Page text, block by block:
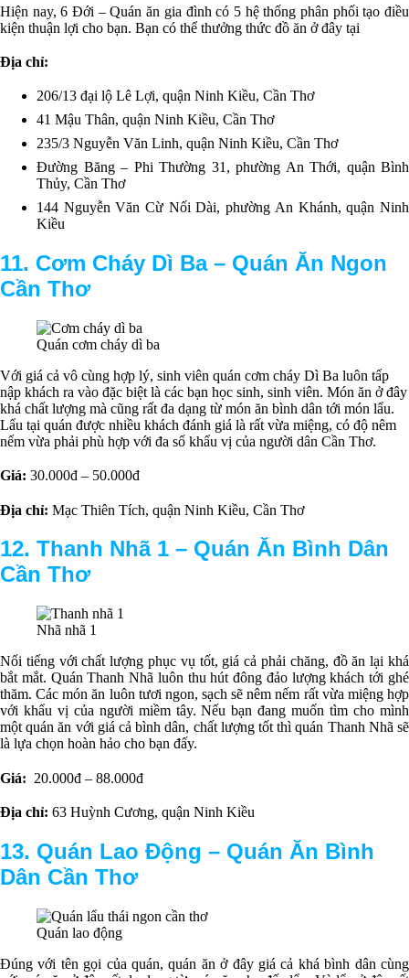
Hiện nay, 6 Đới – Quán ăn gia đình có 5 hệ thống phân phối tạo điều
kiện thuận lợi cho bạn. Bạn có thể thưởng thức đồ ăn ở đây tại
Địa chỉ:
206/13 đại lộ Lê Lợi, quận Ninh Kiều, Cần Thơ
41 Mậu Thân, quận Ninh Kiều, Cần Thơ
235/3 Nguyễn Văn Linh, quận Ninh Kiều, Cần Thơ
Đường Băng – Phi Thường 31, phường An Thới, quận Bình
Thủy, Cần Thơ
144 Nguyễn Văn Cừ Nối Dài, phường An Khánh, quận Ninh
Kiều
11. Cơm Cháy Dì Ba – Quán Ăn Ngon
Cần Thơ
Quán cơm cháy dì ba
Với giá cả vô cùng hợp lý, sinh viên quán cơm cháy Dì Ba luôn tấp
nập khách ra vào đặc biệt là các bạn học sinh, sinh viên. Món ăn ở đây
khá chất lượng mà cũng rất đa dạng từ món ăn bình dân tới món lẩu.
Lẩu tại quán được nhiều khách đánh giá là rất vừa miệng, có độ nêm
nếm vừa phải phù hợp với đa số khẩu vị của người dân Cần Thơ.
Giá: 30.000đ – 50.000đ
Địa chỉ: Mạc Thiên Tích, quận Ninh Kiều, Cần Thơ
12. Thanh Nhã 1 – Quán Ăn Bình Dân
Cần Thơ
Nhã nhã 1
Nổi tiếng với chất lượng phục vụ tốt, giá cả phải chăng, đồ ăn lại khá
bắt mắt. Quán Thanh Nhã luôn thu hút đông đảo lượng khách tới ghé
thăm. Các món ăn luôn tươi ngon, sạch sẽ nêm nếm rất vừa miệng hợp
với khẩu vị của người miềm tây. Nếu bạn đang muốn tìm cho mình
một quán ăn với giá cả bình dân, chất lượng tốt thì quán Thanh Nhã sẽ
là lựa chọn hoàn hảo cho bạn đấy.
Giá: 20.000đ – 88.000đ
Địa chỉ: 63 Huỳnh Cương, quận Ninh Kiều
13. Quán Lao Động – Quán Ăn Bình
Dân Cần Thơ
Quán lao động
Đúng với tên gọi của quán, quán ăn ở đây giá cả khá bình dân cùng